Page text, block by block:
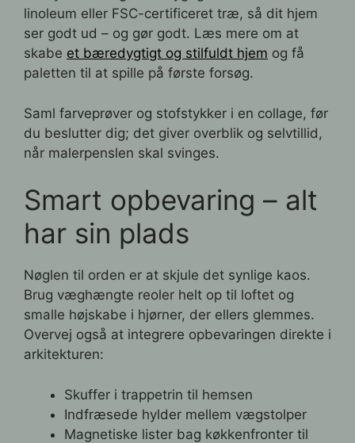
linoleum eller FSC-certificeret træ, så dit hjem
ser godt ud – og gør godt. Læs mere om at
skabe et bæredygtigt og stilfuldt hjem og få
paletten til at spille på første forsøg.
Saml farveprøver og stofstykker i en collage, før
du beslutter dig; det giver overblik og selvtillid,
når malerpenslen skal svinges.
Smart opbevaring – alt
har sin plads
Nøglen til orden er at skjule det synlige kaos.
Brug væghængte reoler helt op til loftet og
smalle højskabe i hjørner, der ellers glemmes.
Overvej også at integrere opbevaringen direkte i
arkitekturen:
Skuffer i trappetrin til hemsen
Indfræsede hylder mellem vægstolper
Magnetiske lister bag køkkenfronter til